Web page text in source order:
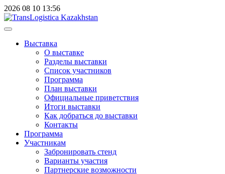
2026 08 10 13:56
Выставка
О выставке
Разделы выставки
Список участников
Программа
План выставки
Официальные приветствия
Итоги выставки
Как добраться до выставки
Контакты
Программа
Участникам
Забронировать стенд
Варианты участия
Партнерские возможности